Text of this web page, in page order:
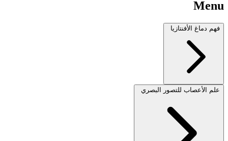
Menu
فهم دماغ الأفنتازيا
علم الأعصاب للتصور البصري